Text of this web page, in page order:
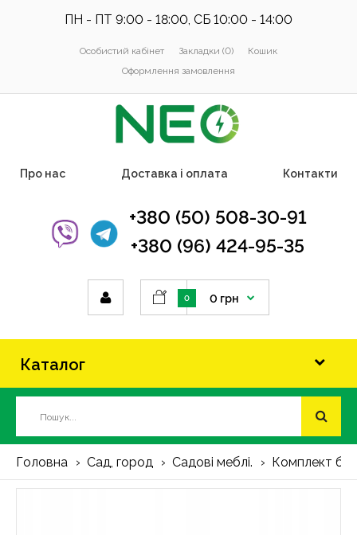
ПН - ПТ 9:00 - 18:00, СБ 10:00 - 14:00
Особистий кабінет Закладки (0)
Кошик
Оформлення замовлення
Про нас Доставка і оплата Контакти
+380 (50) 508-30-91
+380 (96) 424-95-35
0 0 грн
Каталог
Головна Сад, город Садові меблі. Комплект